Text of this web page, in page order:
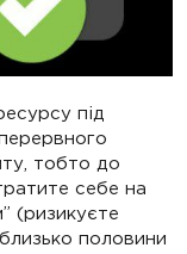
під
тобто до
себе на
(ризикуєте
половини